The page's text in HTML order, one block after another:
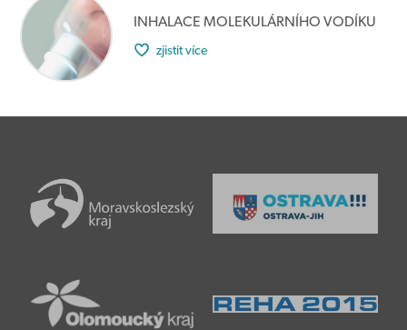
INHALACE MOLEKULÁRNÍHO VODÍKU
zjistit více